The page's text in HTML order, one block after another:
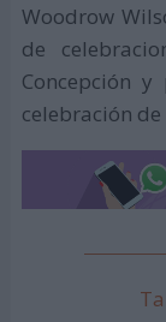
Woodrow
de
Concepción
celebración